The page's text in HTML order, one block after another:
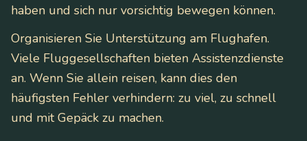
haben und sich nur vorsichtig bewegen können.
Organisieren Sie Unterstützung am Flughafen.
Viele Fluggesellschaften bieten Assistenzdienste
an. Wenn Sie allein reisen, kann dies den
häufigsten Fehler verhindern: zu viel, zu schnell
und mit Gepäck zu machen.